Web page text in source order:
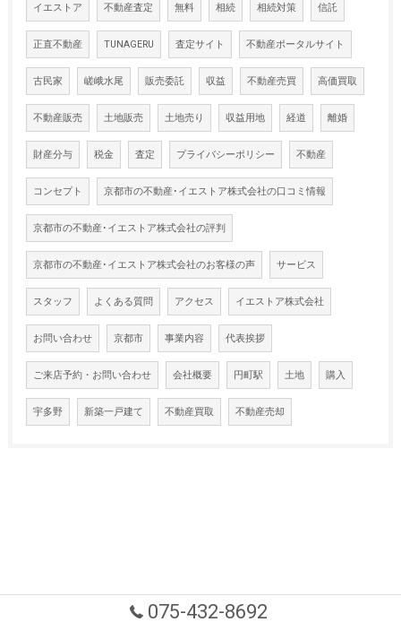
イエストア 不動産査定 無料 相続 相続対策 信託
正直不動産 TUNAGERU 査定サイト 不動産ポータルサイト
古民家 嵯峨水尾 販売委託 収益 不動産売買 高価買取
不動産販売 土地販売 土地売り 収益用地 経道 離婚
財産分与 税金 査定 プライバシーポリシー 不動産
コンセプト 京都市の不動産･イエストア株式会社の口コミ情報
京都市の不動産･イエストア株式会社の評判
京都市の不動産･イエストア株式会社のお客様の声 サービス
スタッフ よくある質問 アクセス イエストア株式会社
お問い合わせ 京都市 事業内容 代表挨拶
ご来店予約・お問い合わせ 会社概要 円町駅 土地 購入
宇多野 新築一戸建て 不動産買取 不動産売却
075-432-8692